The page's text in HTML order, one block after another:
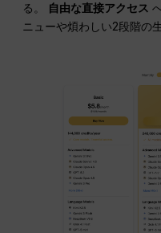
る。 自由な直接アクセス
ニューや煩わしい2段階の